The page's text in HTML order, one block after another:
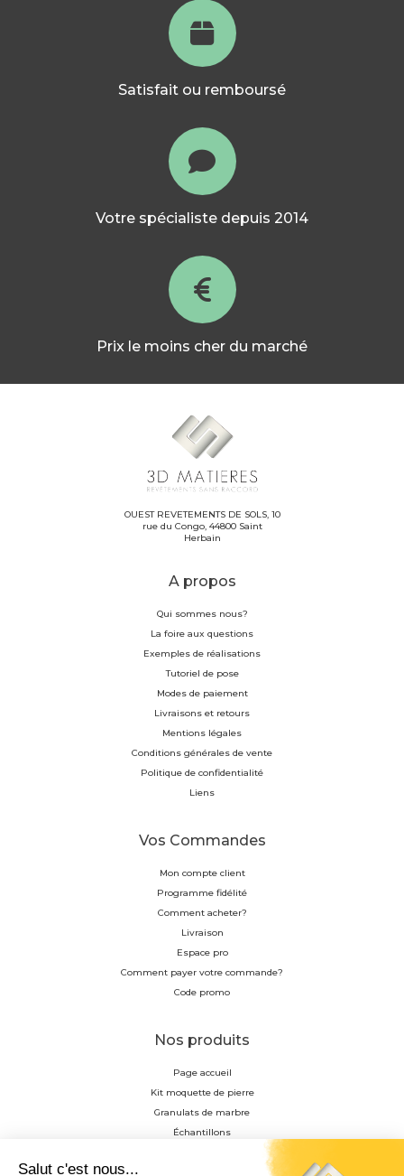
Satisfait ou remboursé
Votre spécialiste depuis 2014
Prix le moins cher du marché
OUEST REVETEMENTS DE SOLS, 10
rue du Congo, 44800 Saint
Herbain
A propos
Qui sommes nous?
La foire aux questions
Exemples de réalisations
Tutoriel de pose
Modes de paiement
Livraisons et retours
Mentions légales
Conditions générales de vente
Politique de confidentialité
Liens
Vos Commandes
Mon compte client
Programme fidélité
Comment acheter?
Livraison
Espace pro
Comment payer votre commande?
Code promo
Nos produits
Page accueil
Kit moquette de pierre
Granulats de marbre
Échantillons
Profilés en aluminium anodisés